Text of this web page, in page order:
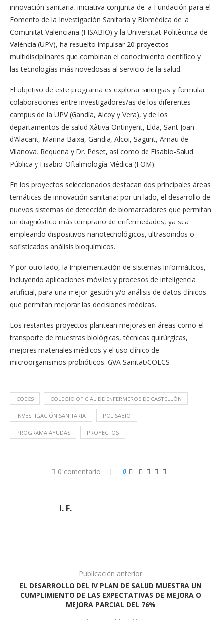
innovación sanitaria, iniciativa conjunta de la Fundación para el
Fomento de la Investigación Sanitaria y Biomédica de la
Comunitat Valenciana (FISABIO) y la Universitat Politècnica de
València (UPV), ha resuelto impulsar 20 proyectos
multidisciplinares que combinan el conocimiento científico y
las tecnologías más novedosas al servicio de la salud.
El objetivo de este programa es explorar sinergias y formular
colaboraciones entre investigadores/as de los diferentes
campus de la UPV (Gandía, Alcoy y Vera), y de los
departamentos de salud Xàtiva-Ontinyent, Elda, Sant Joan
d’Alacant, Marina Baixa, Gandia, Alcoi, Sagunt, Arnau de
Vilanova, Requena y Dr. Peset, así como de Fisabio-Salud
Pública y Fisabio-Oftalmología Médica (FOM).
En los proyectos seleccionados destacan dos principales áreas
temáticas de innovación sanitaria: por un lado, el desarrollo de
nuevos sistemas de detección de biomarcadores que permitan
un diagnóstico más temprano de enfermedades, ya sea
empleando dispositivos nanotecnológicos, ultrasonidos o
sofisticados análisis bioquímicos.
Y por otro lado, la implementación de sistemas informáticos,
incluyendo aplicaciones móviles y procesos de inteligencia
artificial, para una mejor gestión y/o análisis de datos clínicos
que permitan mejorar las decisiones médicas.
Los restantes proyectos plantean mejoras en áreas como el
transporte de muestras biológicas, técnicas quirúrgicas,
mejores materiales médicos y el uso clínico de
microorganismos probióticos. GVA Sanitat/COECS
COECS COLEGIO OFICIAL DE ENFERMEROS DE CASTELLÓN
INVESTIGACIÓN SANITARIA POLISABIO
PROGRAMA AYUDAS PROYECTOS
0 comentario 0
I. F.
Publicación anterior
EL DESARROLLO DEL IV PLAN DE SALUD MUESTRA UN
CUMPLIMIENTO DE LAS EXPECTATIVAS DE MEJORA O
MEJORA PARCIAL DEL 76%